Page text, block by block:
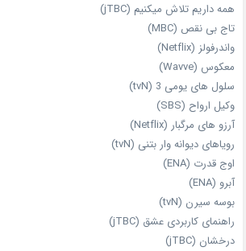
همه داریم تلاش میکنیم (jTBC)
تاج بی‌ نقص (MBC)
واندرفولز (Netflix)
معکوس (Wavve)
سلول های یومی 3 (tvN)
وکیل ارواح (SBS)
آرزو های مرگبار (Netflix)
رویاهای دیوانه‌ وار بتنی (tvN)
اوج قدرت (ENA)
آبرو (ENA)
بوسه سیرن (tvN)
راهنمای کاربردی عشق (jTBC)
درخشان (jTBC)